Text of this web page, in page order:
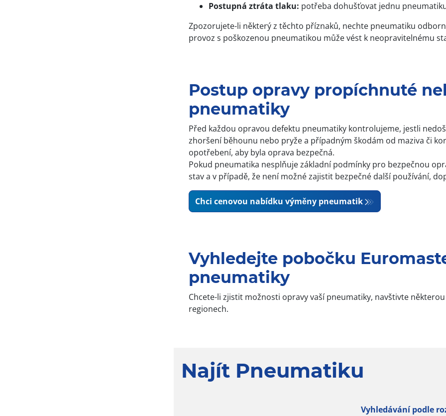
Postupná ztráta tlaku: potřeba dohušťovat jednu
Zpozorujete-li některý z těchto příznaků, nechte pneumatiku
provoz s poškozenou pneumatikou může vést k neopravitelnému
Postup opravy propíchnuté
pneumatiky
Před každou opravou defektu pneumatiky kontrolujeme, jestli
zhoršení běhounu nebo pryže a případným škodám od maziva či
opotřebení, aby byla oprava bezpečná.
Pokud pneumatika nesplňuje základní podmínky pro bezpečnou
stav a v případě, že není možné zajistit bezpečné další používání,
Chci cenovou nabídku výměny pneumatik
Vyhledejte pobočku
pneumatiky
Chcete-li zjistit možnosti opravy vaší pneumatiky, navštivte
regionech.
Najít Pneumatiku
Vyhledávání podle